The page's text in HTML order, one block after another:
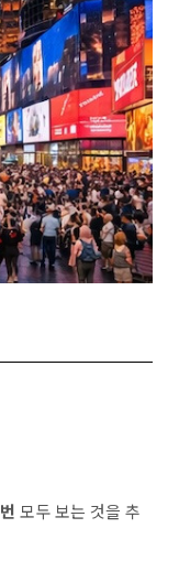
모두 보는 것을 추